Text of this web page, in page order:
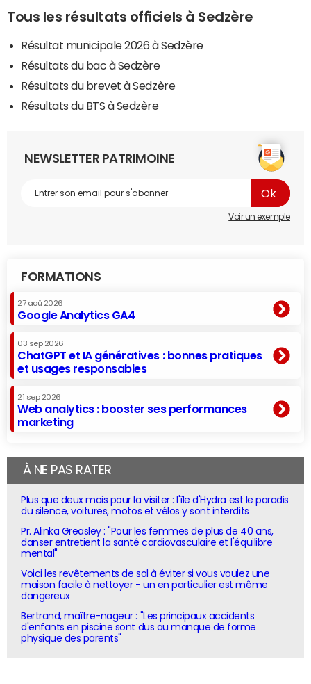
Tous les résultats officiels à Sedzère
Résultat municipale 2026 à Sedzère
Résultats du bac à Sedzère
Résultats du brevet à Sedzère
Résultats du BTS à Sedzère
NEWSLETTER PATRIMOINE
Voir un exemple
FORMATIONS
27 aoû 2026
Google Analytics GA4
03 sep 2026
ChatGPT et IA génératives : bonnes pratiques
et usages responsables
21 sep 2026
Web analytics : booster ses performances
marketing
À NE PAS RATER
Plus que deux mois pour la visiter : l'île d'Hydra est le paradis
du silence, voitures, motos et vélos y sont interdits
Pr. Alinka Greasley : "Pour les femmes de plus de 40 ans,
danser entretient la santé cardiovasculaire et l'équilibre
mental"
Voici les revêtements de sol à éviter si vous voulez une
maison facile à nettoyer - un en particulier est même
dangereux
Bertrand, maître-nageur : "Les principaux accidents
d'enfants en piscine sont dus au manque de forme
physique des parents"